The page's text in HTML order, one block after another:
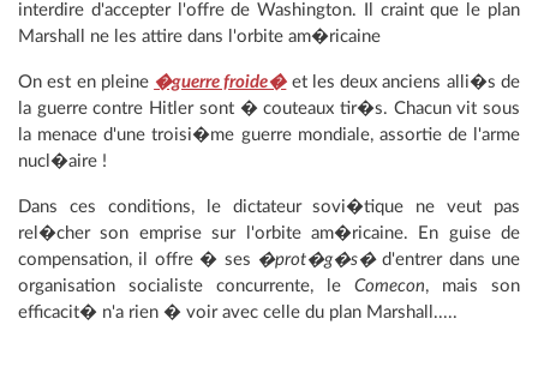
interdire d'accepter l'offre de Washington. Il craint que le plan
Marshall ne les attire dans l'orbite am�ricaine
On est en pleine �guerre froide�et les deux anciens alli�s de
la guerre contre Hitler sont � couteaux tir�s. Chacun vit sous
la menace d'une troisi�me guerre mondiale, assortie de l'arme
nucl�aire !
Dans ces conditions, le dictateur sovi�tique ne veut pas
rel�cher son emprise sur l'orbite am�ricaine. En guise de
compensation, il offre � ses �prot�g�s�d'entrer dans une
organisation socialiste concurrente, le Comecon, mais son
efficacit� n'a rien � voir avec celle du plan Marshall.....